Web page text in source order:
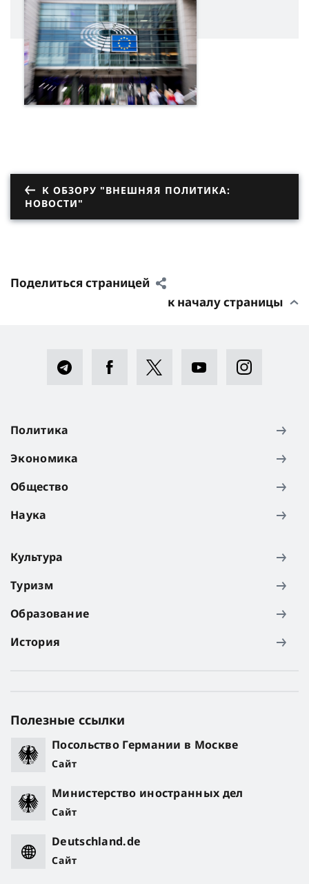
К ОБЗОРУ "ВНЕШНЯЯ ПОЛИТИКА:
НОВОСТИ"
Поделиться страницей
к началу страницы
Политика
Экономика
Общество
Наука
Культура
Туризм
Образование
История
Полезные ссылки
Посольство Германии в Москве
Сайт
Министерство иностранных дел
Сайт
Deutschland.de
Сайт